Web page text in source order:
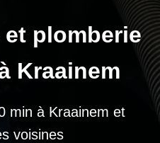
plomberie
Kraainem
min à Kraainem et
voisines